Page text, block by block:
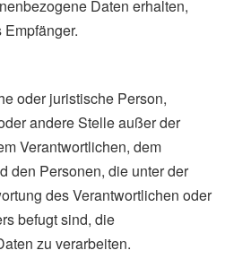
Daten erhalten,
oder juristische Person,
andere Stelle außer der
Verantwortlichen, dem
den Personen, die unter der
des Verantwortlichen oder
befugt sind, die
zu verarbeiten.